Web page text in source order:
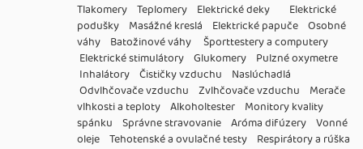
Tlakomery Teplomery Elektrické deky Elektrické
podušky Masážné kreslá Elektrické papuče Osobné
váhy Batožinové váhy Športtestery a computery
Elektrické stimulátory Glukomery Pulzné oxymetre
Inhalátory Čističky vzduchu Naslúchadlá
Odvlhčovače vzduchu Zvlhčovače vzduchu Merače
vlhkosti a teploty Alkoholtester Monitory kvality
spánku Správne stravovanie Aróma difúzery Vonné
oleje Tehotenské a ovulačné testy Respirátory a rúška